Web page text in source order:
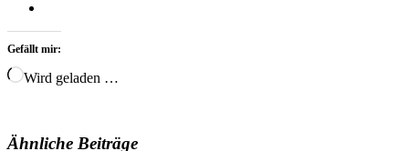
Gefällt mir:
Wird geladen …
Ähnliche Beiträge